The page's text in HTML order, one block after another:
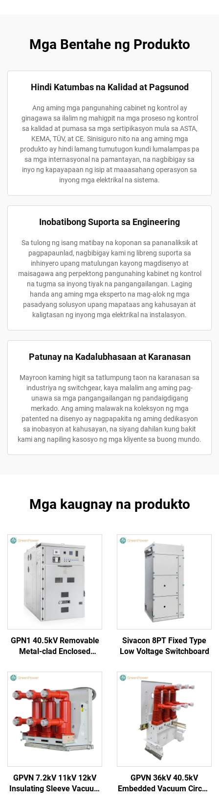
Mga Bentahe ng Produkto
Hindi Katumbas na Kalidad at Pagsunod
Ang aming mga pangunahing cabinet ng kontrol ay
ginagawa sa ilalim ng mahigpit na mga proseso ng kontrol
sa kalidad at pumasa sa mga sertipikasyon mula sa ASTA,
KEMA, TÜV, at CE. Sinisiguro nito na ang aming mga
produkto ay hindi lamang tumutugon kundi lumalampas pa
sa mga internasyonal na pamantayan, na nagbibigay sa
inyo ng kapayapaan ng isip at maaasahang operasyon sa
inyong mga elektrikal na sistema.
Inobatibong Suporta sa Engineering
Sa tulong ng isang matibay na koponan sa pananaliksik at
pagpapaunlad, nagbibigay kami ng libreng suporta sa
inhinyero upang matulungan kayong magdisenyo at
maisagawa ang perpektong pangunahing kabinet ng kontrol
na tugma sa inyong tiyak na pangangailangan. Laging
handa ang aming mga eksperto na mag-alok ng mga
pasadyang solusyon upang mapataas ang kahusayan at
kaligtasan ng inyong mga elektrikal na instalasyon.
Patunay na Kadalubhasaan at Karanasan
Mayroon kaming higit sa tatlumpung taon na karanasan sa
industriya ng switchgear, kaya malalim ang aming pag-
unawa sa mga pangangailangan ng pandaigdigang
merkado. Ang aming malawak na koleksyon ng mga
patented na disenyo ay nagpapakita ng aming dedikasyon
sa inobasyon at kahusayan, na siyang dahilan kung bakit
kami ang napiling kasosyo ng mga kliyente sa buong mundo.
Mga kaugnay na produkto
GPN1 40.5kV Removable
Metal-clad Enclosed
Sivacon 8PT Fixed Type
Low Voltage Switchboard
GPVN 7.2kV 11kV 12kV
Insulating Sleeve Vacuum
GPVN 36kV 40.5kV
Embedded Vacuum Circuit